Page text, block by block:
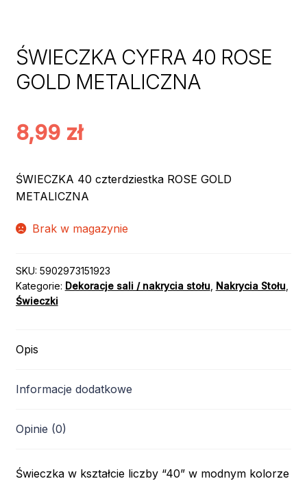
ŚWIECZKA CYFRA 40 ROSE
GOLD METALICZNA
8,99 zł
ŚWIECZKA 40 czterdziestka ROSE GOLD
METALICZNA
Brak w magazynie
SKU: 5902973151923
Kategorie: Dekoracje sali / nakrycia stołu, Nakrycia Stołu,
Świeczki
Opis
Informacje dodatkowe
Opinie (0)
Świeczka w kształcie liczby “40” w modnym kolorze